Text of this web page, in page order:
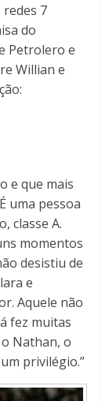
7
do
Petrolero e
Willian e
e que mais
uma pessoa
classe A.
momentos
desistiu de
e
Aquele não
fez muitas
Nathan, o
privilégio.”